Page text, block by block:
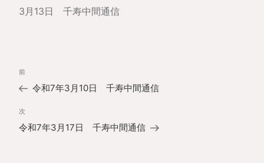
3月13日 千寿中間通信
稿
ナ
ゲ
シ
過
去
の
投
稿
前
令和7年3月10日 千寿中間通信
次
の
投
次
令和7年3月17日 千寿中間通信